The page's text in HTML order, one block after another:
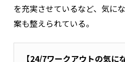
ダイエットプログラムが
を充実させているなど、気に
案も整えられている。
【24/7ワークアウトの気に